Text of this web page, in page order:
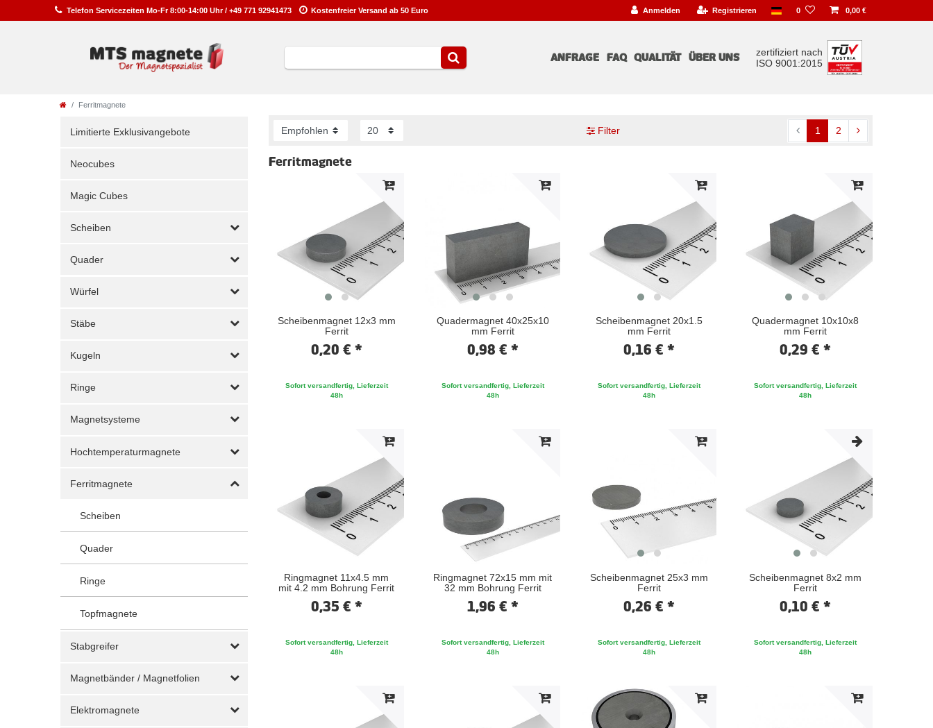
Telefon Servicezeiten Mo-Fr 8:00-14:00 Uhr / +49 771 92941473 Kostenfreier Versand ab 50 Euro Anmelden Registrieren 0 0,00 €
ANFRAGE FAQ QUALITÄT ÜBER UNS
zertifiziert nach
ISO 9001:2015
Ferritmagnete
Limitierte Exklusivangebote
Neocubes
Magic Cubes
Scheiben
Quader
Würfel
Stäbe
Kugeln
Ringe
Magnetsysteme
Hochtemperaturmagnete
Ferritmagnete
Scheiben
Quader
Ringe
Topfmagnete
Stabgreifer
Magnetbänder / Magnetfolien
Elektromagnete
Filter 1 2
Ferritmagnete
Scheibenmagnet 12x3 mm
Ferrit
0,20 € *
Sofort versandfertig, Lieferzeit
48h
Quadermagnet 40x25x10
mm Ferrit
0,98 € *
Sofort versandfertig, Lieferzeit
48h
Scheibenmagnet 20x1.5
mm Ferrit
0,16 € *
Sofort versandfertig, Lieferzeit
48h
Quadermagnet 10x10x8
mm Ferrit
0,29 € *
Sofort versandfertig, Lieferzeit
48h
Ringmagnet 11x4.5 mm
mit 4.2 mm Bohrung Ferrit
0,35 € *
Sofort versandfertig, Lieferzeit
48h
Ringmagnet 72x15 mm mit
32 mm Bohrung Ferrit
1,96 € *
Sofort versandfertig, Lieferzeit
48h
Scheibenmagnet 25x3 mm
Ferrit
0,26 € *
Sofort versandfertig, Lieferzeit
48h
Scheibenmagnet 8x2 mm
Ferrit
0,10 € *
Sofort versandfertig, Lieferzeit
48h